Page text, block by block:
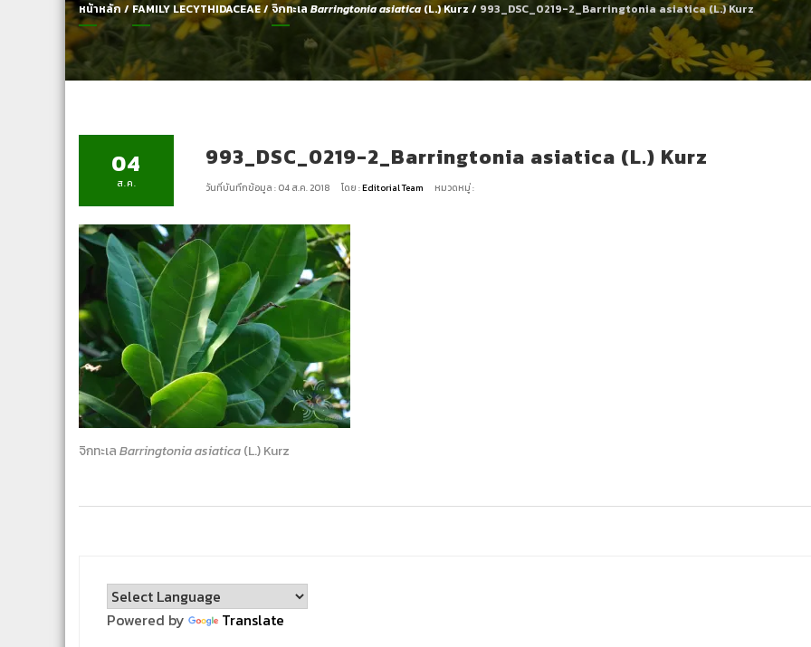
หน้าหลัก/FAMILY LECYTHIDACEAE/จิกทะเล Barringtonia asiatica (L.) Kurz / 993_DSC_0219-2_Barringtonia asiatica (L.) Kurz
04
ส.ค.
993_DSC_0219-2_Barringtonia asiatica (L.) Kurz
วันที่บันทึกข้อมูล : 04 ส.ค. 2018 โดย :Editorial Team หมวดหมู่ :
จิกทะเลBarringtonia asiatica(L.) Kurz
Powered by Translate